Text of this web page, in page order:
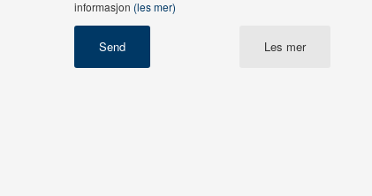
informasjon (les mer)
Les mer